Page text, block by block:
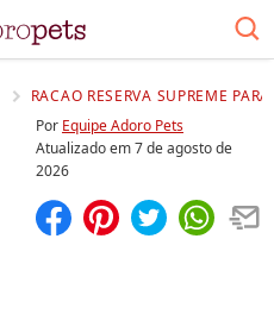
RACAO RESERVA SUPREME
Por Equipe Adoro Pets
Atualizado em7 de agosto de
2026